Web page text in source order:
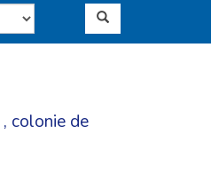
, colonie de